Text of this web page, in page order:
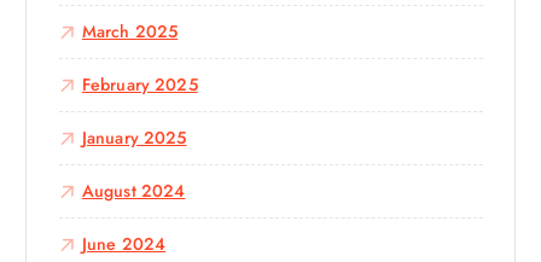
March 2025
February 2025
January 2025
August 2024
June 2024